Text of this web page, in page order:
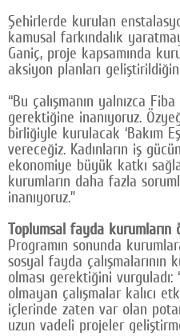
Şehirlerde kurulan
kamusal farkındalık
Ganiç, proje kapsamında
aksiyon planları
“Bu çalışmanın yalnızca
gerektiğine inanıyoruz.
birliğiyle kurulacak ‘Bakım
vereceğiz. Kadınların iş
ekonomiye büyük katkı
kurumların daha fazla
inanıyoruz.”
Toplumsal fayda kurumların
Programın sonunda
sosyal fayda
olması gerektiğini
olmayan çalışmalar kalıcı
içlerinde zaten var olan
uzun vadeli projeler